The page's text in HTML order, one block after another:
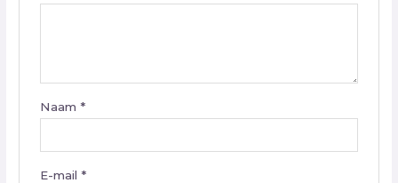
Naam *
E-mail *